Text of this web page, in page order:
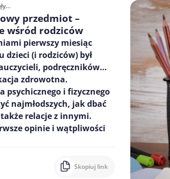
Pierwszy miesiąc szkoły za nami. Nowy przedmiot – edukacja zdrowotna – budzi emocje wśród rodziców
przedmiot –
wśród rodziców
pierwszy miesiąc
(i rodziców) był
podręczników…
zdrowotna.
psychicznego i fizycznego
najmłodszych, jak dbać
relacje z innymi.
opinie i wątpliwości
Skopiuj link